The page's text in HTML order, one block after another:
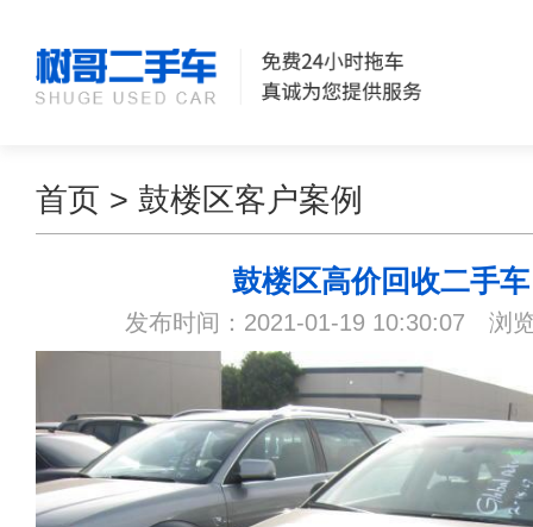
首页 > 鼓楼区客户案例
鼓楼区高价回收二手车
发布时间：2021-01-19 10:30:07 浏